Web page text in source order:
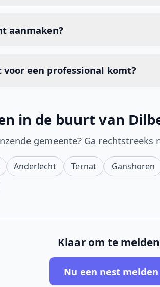
aanmaken?
een professional komt?
in de buurt van
gemeente? Ga rechtstreeks
Anderlecht Ternat Ganshoren
Klaar om te
Nu een nest melden